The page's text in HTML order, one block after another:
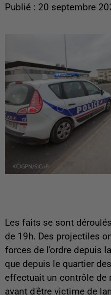
Publié : 20 septembre
Les faits se sont
de 19h. Des projectiles
forces de l'ordre depuis
que depuis le quartier
effectuait un contrôle de
avant d'être victime de